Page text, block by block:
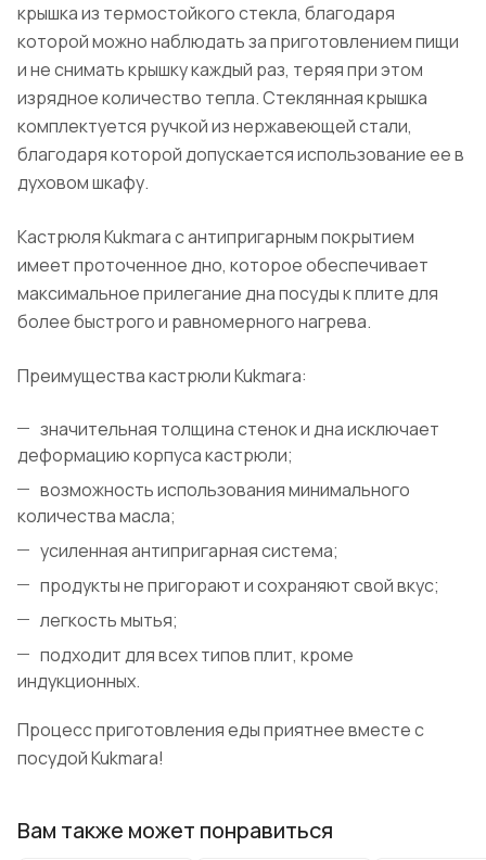
крышка из термостойкого стекла, благодаря
которой можно наблюдать за приготовлением пищи
и не снимать крышку каждый раз, теряя при этом
изрядное количество тепла. Стеклянная крышка
комплектуется ручкой из нержавеющей стали,
благодаря которой допускается использование ее в
духовом шкафу.
Кастрюля Kukmara с антипригарным покрытием
имеет проточенное дно, которое обеспечивает
максимальное прилегание дна посуды к плите для
более быстрого и равномерного нагрева.
Преимущества кастрюли Kukmara:
значительная толщина стенок и дна исключает
деформацию корпуса кастрюли;
возможность использования минимального
количества масла;
усиленная антипригарная система;
продукты не пригорают и сохраняют свой вкус;
легкость мытья;
подходит для всех типов плит, кроме
индукционных.
Процесс приготовления еды приятнее вместе с
посудой Kukmara!
Вам также может понравиться